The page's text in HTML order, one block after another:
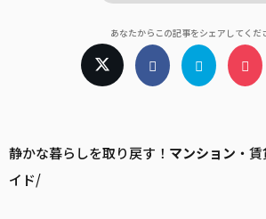
あなたからこの記事をシェアしてくだ
静かな暮らしを取り戻す！ マンション ・
イド/